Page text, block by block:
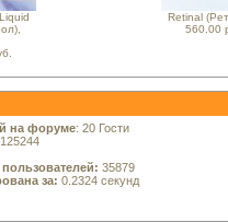
Retinal
560.00
на форуме: 20 Гости
125244
35879
за: 0.2324 секунд